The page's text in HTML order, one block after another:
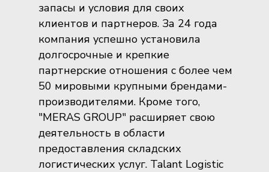
запасы и условия для своих
клиентов и партнеров. За 24 года
компания успешно установила
долгосрочные и крепкие
партнерские отношения с более чем
50 мировыми крупными брендами-
производителями. Кроме того,
"MERAS GROUP" расширяет свою
деятельность в области
предоставления складских
логистических услуг. Talant Logistic